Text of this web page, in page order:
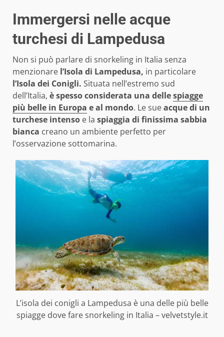
Immergersi nelle acque
turchesi di Lampedusa
Non si può parlare di snorkeling in Italia senza
menzionare l’Isola di Lampedusa, in particolare
l’Isola dei Conigli. Situata nell’estremo sud
dell’Italia, è spesso considerata una dellespiagge
più belle in Europa e al mondo. Le sueacque di un
turchese intenso e la spiaggia di finissima sabbia
bianca creano un ambiente perfetto per
l’osservazione sottomarina.
L’isola dei conigli a Lampedusa è una delle più belle
spiagge dove fare snorkeling in Italia – velvetstyle.it